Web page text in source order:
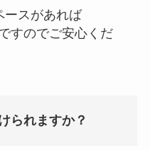
ースがあれば
すのでご安心くだ
られますか？